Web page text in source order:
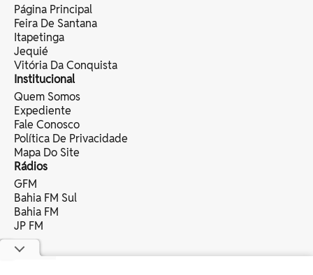
Página Principal
Feira De Santana
Itapetinga
Jequié
Vitória Da Conquista
Institucional
Quem Somos
Expediente
Fale Conosco
Política De Privacidade
Mapa Do Site
Rádios
GFM
Bahia FM Sul
Bahia FM
JP FM